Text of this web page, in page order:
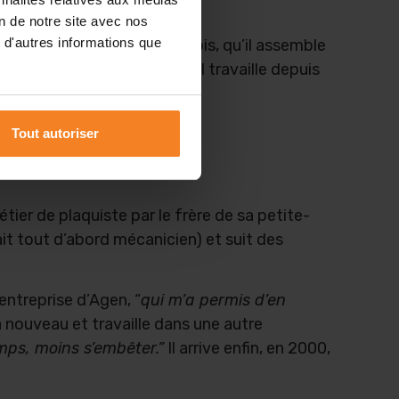
de notre site avec nos
informations que
Tout autoriser
de plâtre ou de bois, qu’il assemble
SIC, pour laquelle il travaille depuis
de plaquiste par le frère de sa petite-
tout d’abord mécanicien) et suit des
d’Agen, “qui m’a permis d’en
nouveau et travaille dans une autre
moins s’embêter.”Il arrive enfin, en 2000,